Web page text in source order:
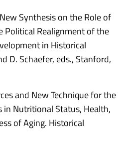
Synthesis on the Role of
Political Realignment of the
in Historical
D. Schaefer, eds., Stanford,
and New Technique for the
in Nutritional Status, Health,
of Aging. Historical